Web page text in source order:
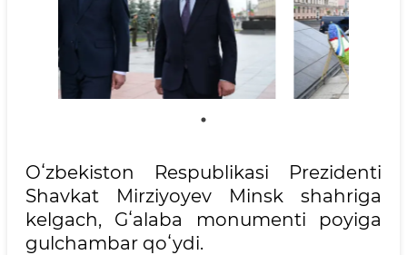
Oʻzbekiston Respublikasi Prezidenti
Shavkat Mirziyoyev Minsk shahriga
kelgach, Gʻalaba monumenti poyiga
gulchambar qoʻydi.